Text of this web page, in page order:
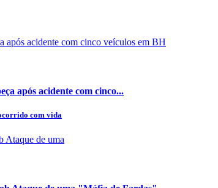
após acidente com cinco...
com vida